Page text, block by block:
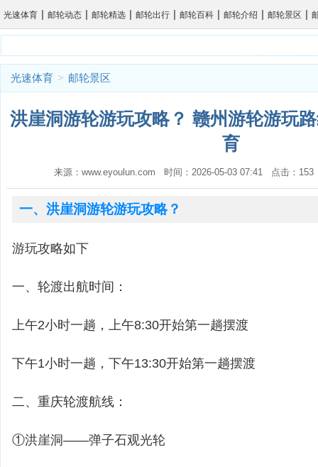
光速体育 | 邮轮动态 | 邮轮精选 | 邮轮出行 | 邮轮百科 | 邮轮介绍 | 邮轮景区 |
光速体育 > 邮轮景区
洪崖洞游轮游玩攻略？ 赣州游轮游玩
育
来源：www.eyoulun.com 时间：2026-05-03 07:41 点击：
一、洪崖洞游轮游玩攻略？
游玩攻略如下
一、轮渡出航时间：
上午2小时一趟，上午8:30开始第一趟摆渡
下午1小时一趟，下午13:30开始第一趟摆渡
二、重庆轮渡航线：
①洪崖洞——弹子石观光轮